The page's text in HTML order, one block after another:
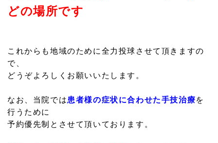
休診 5/4（木）終日休診 5/5（金）終日休診 5/6（土）午
2022.03.08
臨時休業のお知らせ 3/8（火）～3/14（月） の期間終日休
診とさせていただきます。 3/15（火）から通常どうり診療
惑をおかけいたしますがご理解のほど宜しくお願いいたし
ます。
どの場所です
これからも地域のために全力投球させて頂きますの
で、
どうぞよろしくお願いいたします。
なお、当院では患者様の症状に合わせた手技治療を
行うために
予約優先制とさせて頂いております。